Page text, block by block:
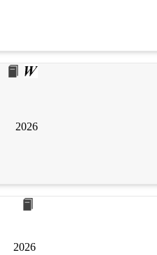
2026
2026